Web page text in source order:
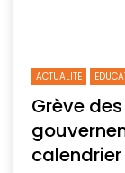
ACTUALITE
Grève